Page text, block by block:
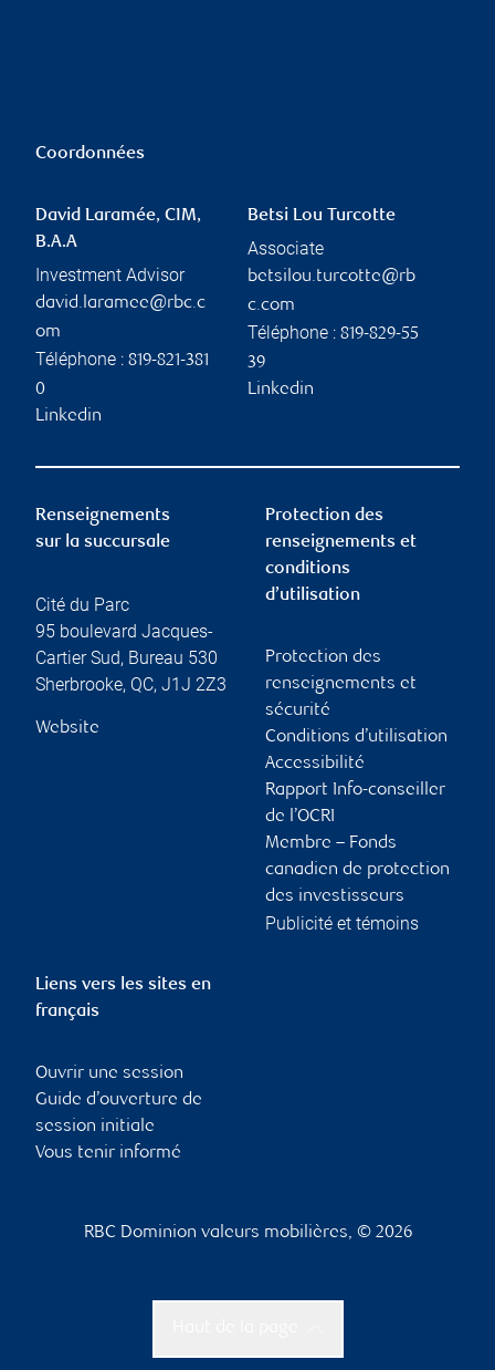
Coordonnées
David Laramée, CIM,
B.A.A
Investment Advisor
david.laramee@rbc.c
om
Téléphone : 819-821-381
0
Linkedin
Betsi Lou Turcotte
Associate
betsilou.turcotte@rb
c.com
Téléphone : 819-829-55
39
Linkedin
Renseignements
sur la succursale
Cité du Parc
95 boulevard Jacques-
Cartier Sud, Bureau 530
Sherbrooke, QC, J1J 2Z3
Website
Protection des
renseignements et
conditions
d’utilisation
Protection des
renseignements et
sécurité
Conditions d’utilisation
Accessibilité
Rapport Info-conseiller
de l’OCRI
Membre – Fonds
canadien de protection
des investisseurs
Publicité et témoins
Liens vers les sites en
français
Ouvrir une session
Guide d’ouverture de
session initiale
Vous tenir informé
RBC Dominion valeurs mobilières, © 2026